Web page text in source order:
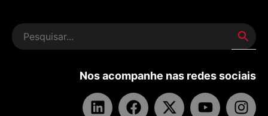
Nos acompanhe nas redes sociais